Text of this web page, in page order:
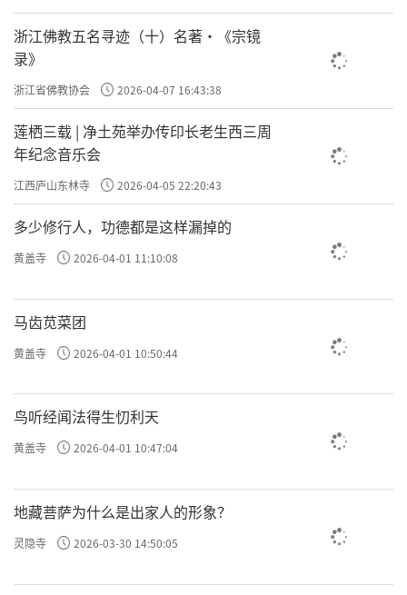
浙江佛教五名寻迹（十）名著·《宗镜
录》
浙江省佛教协会 2026-04-07 16:43:38
莲栖三载 | 净土苑举办传印长老生西三周
年纪念音乐会
江西庐山东林寺 2026-04-05 22:20:43
多少修行人，功德都是这样漏掉的
黄盖寺 2026-04-01 11:10:08
马齿苋菜团
黄盖寺 2026-04-01 10:50:44
鸟听经闻法得生忉利天
黄盖寺 2026-04-01 10:47:04
地藏菩萨为什么是出家人的形象？
灵隐寺 2026-03-30 14:50:05